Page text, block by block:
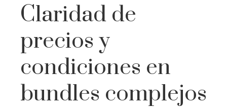
Claridad de
precios y
condiciones en
bundles complejos